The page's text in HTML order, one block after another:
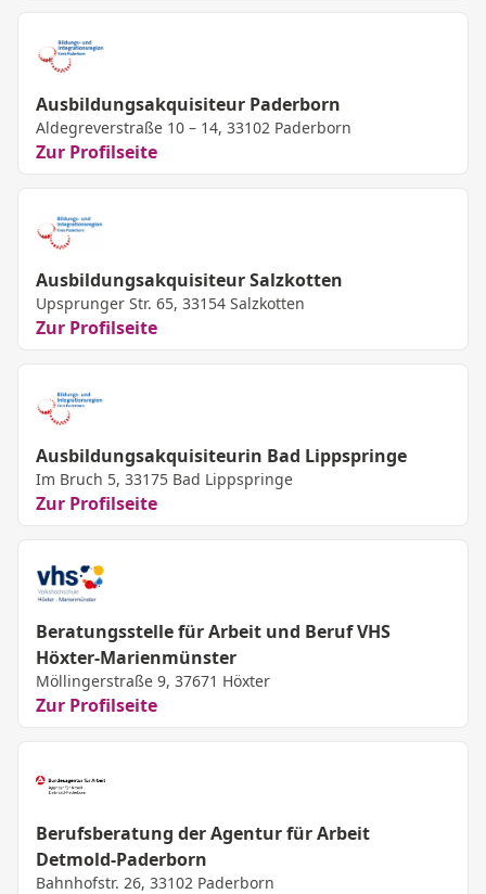
Ausbildungsakquisiteur Paderborn
Aldegreverstraße 10 – 14, 33102 Paderborn
Zur Profilseite
Ausbildungsakquisiteur Salzkotten
Upsprunger Str. 65, 33154 Salzkotten
Zur Profilseite
Ausbildungsakquisiteurin Bad Lippspringe
Im Bruch 5, 33175 Bad Lippspringe
Zur Profilseite
Beratungsstelle für Arbeit und Beruf VHS
Höxter-Marienmünster
Möllingerstraße 9, 37671 Höxter
Zur Profilseite
Berufsberatung der Agentur für Arbeit
Detmold-Paderborn
Bahnhofstr. 26, 33102 Paderborn